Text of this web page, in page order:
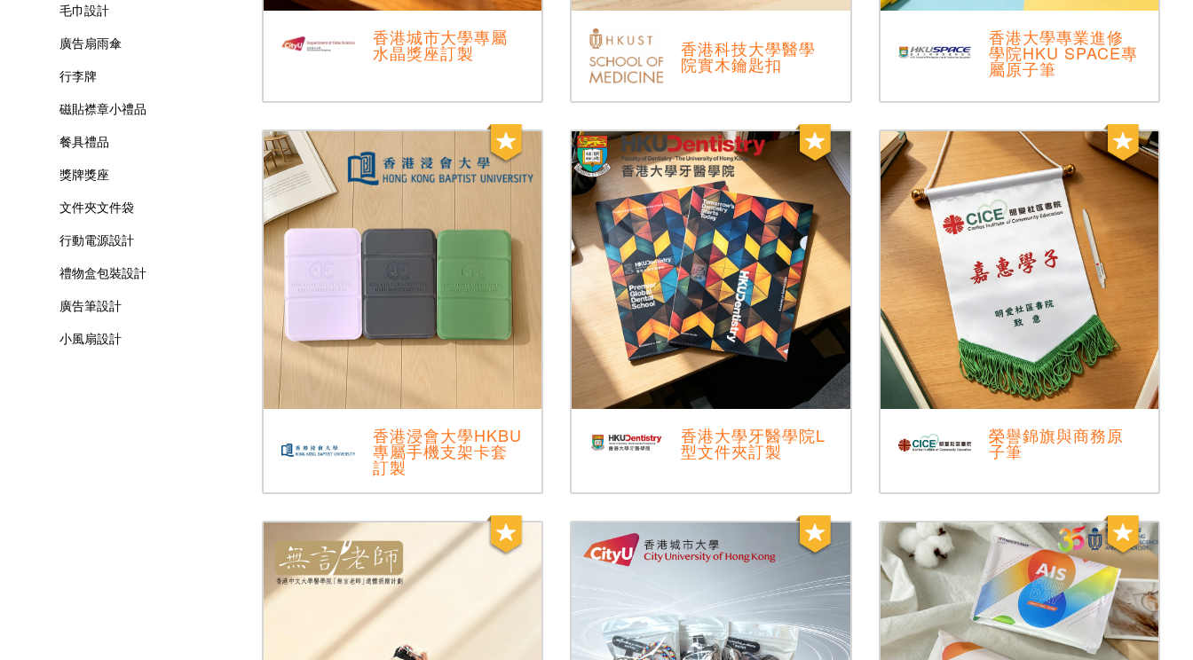
毛巾設計
廣告扇雨傘
行李牌
磁貼襟章小禮品
餐具禮品
獎牌獎座
文件夾文件袋
行動電源設計
禮物盒包裝設計
廣告筆設計
小風扇設計
香港城市大學專屬
水晶獎座訂製 香港科技大學醫學
院實木鑰匙扣
香港大學專業進修
學院HKU SPACE專
屬原子筆
香港浸會大學HKBU
專屬手機支架卡套
訂製
香港大學牙醫學院L
型文件夾訂製
榮譽錦旗與商務原
子筆